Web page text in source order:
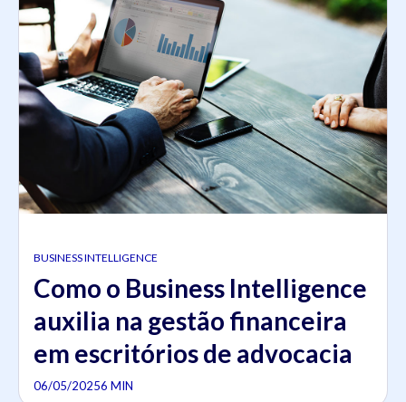
BUSINESS INTELLIGENCE
Como o Business Intelligence
auxilia na gestão financeira
em escritórios de advocacia
06/05/20256 MIN